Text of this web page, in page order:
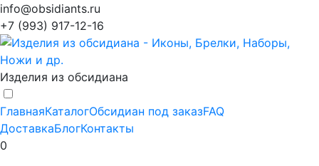
info@obsidiants.ru
+7 (993) 917-12-16
Изделия из обсидиана
ГлавнаяКаталогОбсидиан под заказFAQ
ДоставкаБлогКонтакты
0